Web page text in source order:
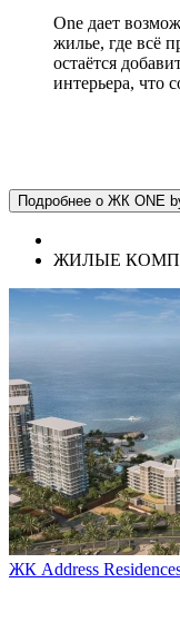
One дает
жилье, где всё
остаётся
интерьера, что
Подробнее о ЖК ONE
ЖИЛЫЕ
ЖК Address